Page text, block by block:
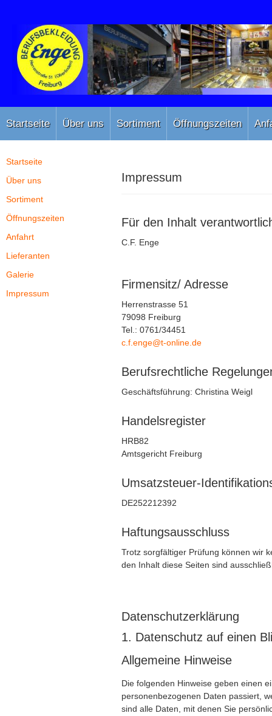
Startseite Über uns Sortiment Öffnungszeiten
Startseite
Über uns
Sortiment
Öffnungszeiten
Anfahrt
Lieferanten
Galerie
Impressum
Impressum
Für den Inhalt
C.F. Enge
Firmensitz/ Adresse
Herrenstrasse 51
79098 Freiburg
Tel.: 0761/34451
c.f.enge@t-online.de
Berufsrechtliche
Geschäftsführung: Christina Weigl
Handelsregister
HRB82
Amtsgericht Freiburg
Umsatzsteuer-
DE252212392
Haftungsausschluss
Trotz sorgfältiger Prüfung können wir
den Inhalt diese Seiten sind
Datenschutz­erklärung
1. Datenschutz auf einen
Allgemeine Hinweise
Die folgenden Hinweise geben einen
personenbezogenen Daten passiert,
sind alle Daten, mit denen Sie